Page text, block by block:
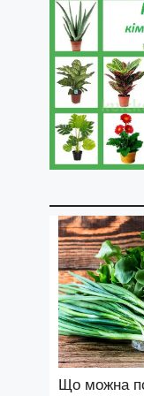
Що можна